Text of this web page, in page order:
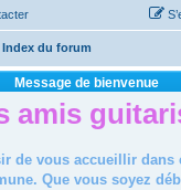
Index du forum
Message de bienvenue
amis
de vous accueillir dans
Que vous soyez